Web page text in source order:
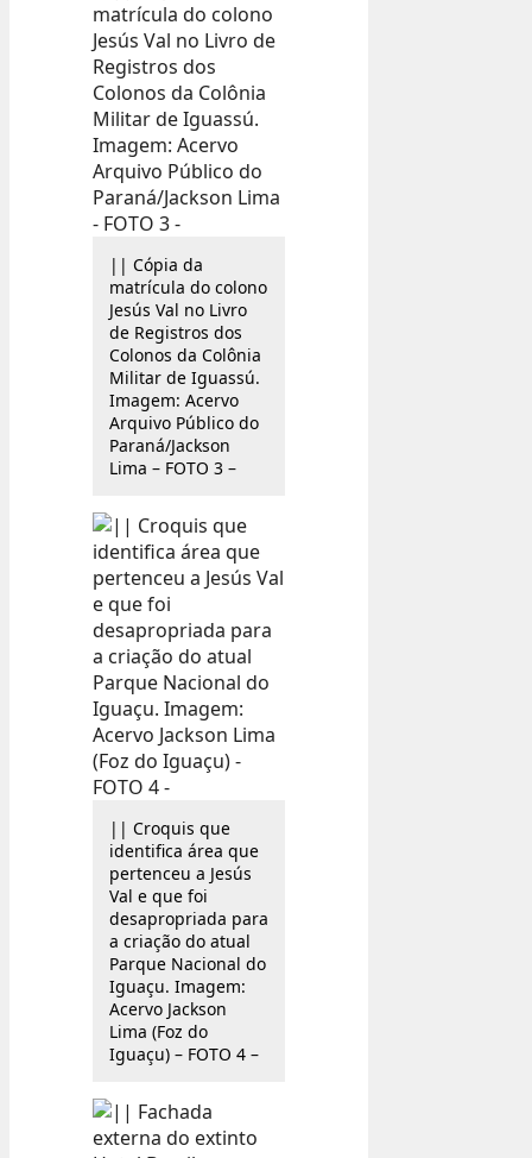
|| Cópia da
matrícula do colono
Jesús Val no Livro
de Registros dos
Colonos da Colônia
Militar de Iguassú.
Imagem: Acervo
Arquivo Público do
Paraná/Jackson
Lima – FOTO 3 –
|| Croquis que
identifica área que
pertenceu a Jesús
Val e que foi
desapropriada para
a criação do atual
Parque Nacional do
Iguaçu. Imagem:
Acervo Jackson
Lima (Foz do
Iguaçu) – FOTO 4 –